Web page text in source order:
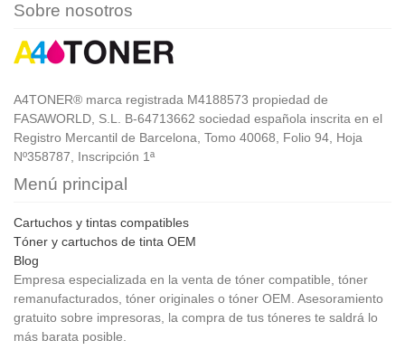
Sobre nosotros
A4TONER® marca registrada M4188573 propiedad de
FASAWORLD, S.L. B-64713662 sociedad española inscrita en el
Registro Mercantil de Barcelona, Tomo 40068, Folio 94, Hoja
Nº358787, Inscripción 1ª
Menú principal
Cartuchos y tintas compatibles
Tóner y cartuchos de tinta OEM
Blog
Empresa especializada en la venta de tóner compatible, tóner
remanufacturados, tóner originales o tóner OEM. Asesoramiento
gratuito sobre impresoras, la compra de tus tóneres te saldrá lo
más barata posible.